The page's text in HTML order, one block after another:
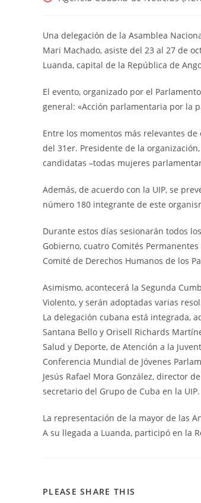
entrada:
Una delegación de la Asamblea
Mari Machado, asiste del 23 al 27 de
Luanda, capital de la República de
El evento, organizado por el
general: «Acción parlamentaria por la
Entre los momentos más relevantes
del 31er. Presidente de la
candidatas –todas mujeres
Además, de acuerdo con la UIP, se
número 180 integrante de este
Durante estos días sesionarán todos
Gobierno, cuatro Comités
Comité de Derechos Humanos de los
Asimismo, acontecerá la Segunda
Violento, y serán adoptadas varias
La delegación cubana está integrada,
Santana Bello y Orisell Richards
Salud y Deporte, de Atención a la
Conferencia Mundial de Jóvenes
Jesús Rafael Mora González, director
secretario del Grupo de Cuba en la UIP.
La representación de la mayor de las
A su llegada a Luanda, participó en la
PLEASE SHARE THIS